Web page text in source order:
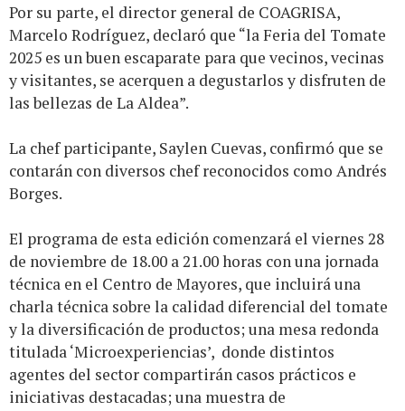
Por su parte, el director general de COAGRISA,
Marcelo Rodríguez, declaró que “la Feria del Tomate
2025 es un buen escaparate para que vecinos, vecinas
y visitantes, se acerquen a degustarlos y disfruten de
las bellezas de La Aldea”.
La chef participante, Saylen Cuevas, confirmó que se
contarán con diversos chef reconocidos como Andrés
Borges.
El programa de esta edición comenzará el viernes 28
de noviembre de 18.00 a 21.00 horas con una jornada
técnica en el Centro de Mayores, que incluirá una
charla técnica sobre la calidad diferencial del tomate
y la diversificación de productos; una mesa redonda
titulada ‘Microexperiencias’, donde distintos
agentes del sector compartirán casos prácticos e
iniciativas destacadas; una muestra de